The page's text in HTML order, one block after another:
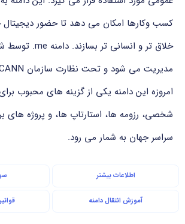
کسب وکارها امکان می دهد تا حضور
امروزه این دامنه یکی از گزینه های محبوب
شخصی، رزومه ها، استارتاپ ها، و پروژه های
سراسر جهان به شمار می رود.
اطلاعات بیشتر
آموزش انتقال دامنه